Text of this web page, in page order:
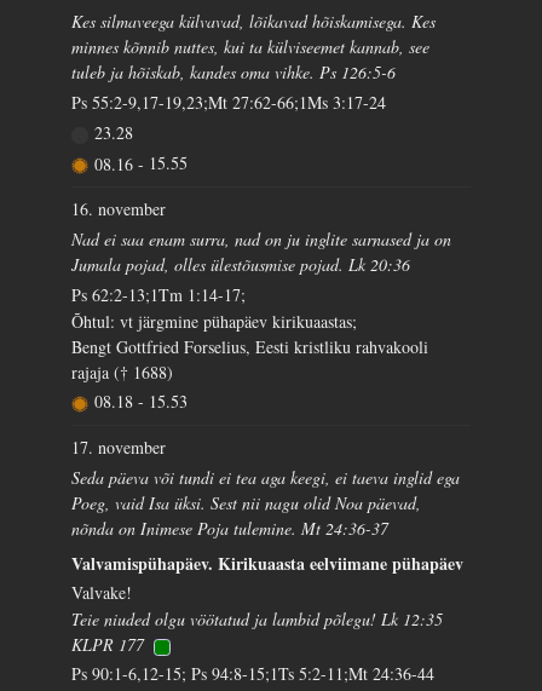
Kes silmaveega külvavad, lõikavad hõiskamisega. Kes
minnes kõnnib nuttes, kui ta külviseemet kannab, see
tuleb ja hõiskab, kandes oma vihke. Ps 126:5-6
Ps 55:2-9,17-19,23;Mt 27:62-66;1Ms 3:17-24
23.28
08.16 - 15.55
16. november
Nad ei saa enam surra, nad on ju inglite sarnased ja on
Jumala pojad, olles ülestõusmise pojad. Lk 20:36
Ps 62:2-13;1Tm 1:14-17;
Õhtul: vt järgmine pühapäev kirikuaastas;
Bengt Gottfried Forselius, Eesti kristliku rahvakooli
rajaja († 1688)
08.18 - 15.53
17. november
Seda päeva või tundi ei tea aga keegi, ei taeva inglid ega
Poeg, vaid Isa üksi. Sest nii nagu olid Noa päevad,
nõnda on Inimese Poja tulemine. Mt 24:36-37
Valvamispühapäev. Kirikuaasta eelviimane pühapäev
Valvake!
Teie niuded olgu vöötatud ja lambid põlegu! Lk 12:35
KLPR 177
Ps 90:1-6,12-15; Ps 94:8-15;1Ts 5:2-11;Mt 24:36-44